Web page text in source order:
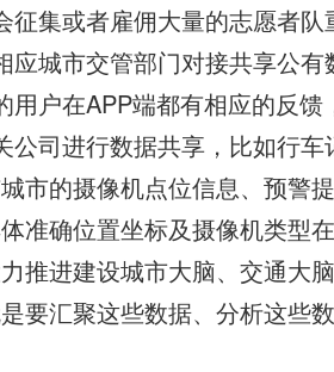
征集或者雇佣大量的志愿者队
应城市交管部门对接共享公有
用户在APP端都有相应的反馈
公司进行数据共享，比如行
市的摄像机点位信息、预警
准确位置坐标及摄像机类型
推进建设城市大脑、交通大
要汇聚这些数据、分析这些